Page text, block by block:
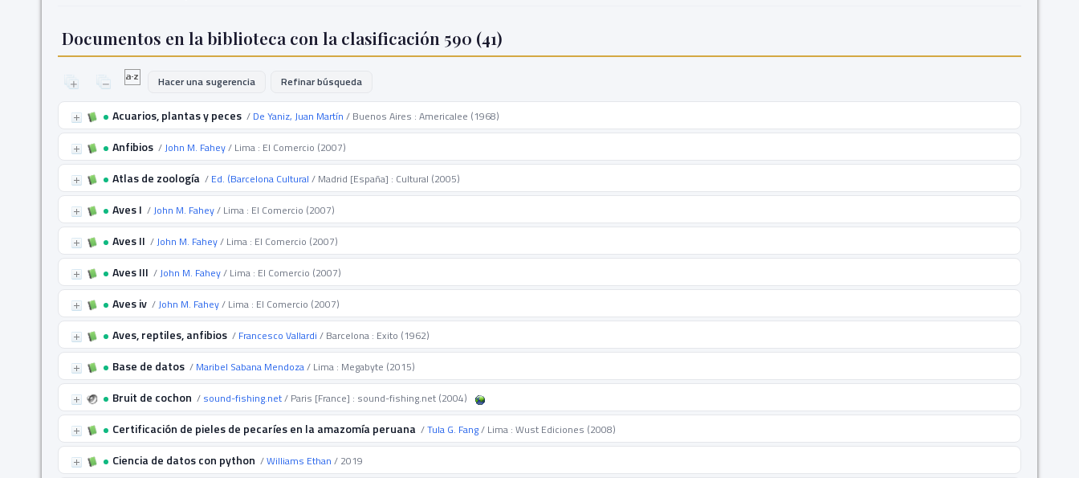
Documentos en la biblioteca con la clasificación 590 (41)
Hacer una sugerencia Refinar búsqueda
Acuarios, plantas y peces / De Yaniz, Juan Martín / Buenos Aires : Americalee (1968)
Anfibios /John M. Fahey/ Lima : El Comercio (2007)
Atlas de zoología / Ed. (Barcelona Cultural / Madrid [España] : Cultural (2005)
Aves I /John M. Fahey/ Lima : El Comercio (2007)
Aves II /John M. Fahey/ Lima : El Comercio (2007)
Aves III /John M. Fahey/ Lima : El Comercio (2007)
Aves iv /John M. Fahey/ Lima : El Comercio (2007)
Aves, reptiles, anfibios / Francesco Vallardi / Barcelona : Exito (1962)
Base de datos / Maribel Sabana Mendoza/ Lima : Megabyte (2015)
Bruit de cochon / sound-fishing.net/ Paris [France] : sound-fishing.net (2004)
Certificación de pieles de pecaríes en la amazomía peruana /Tula G. Fang/ Lima : Wust Ediciones (2008)
Ciencia de datos con python /Williams Ethan / 2019